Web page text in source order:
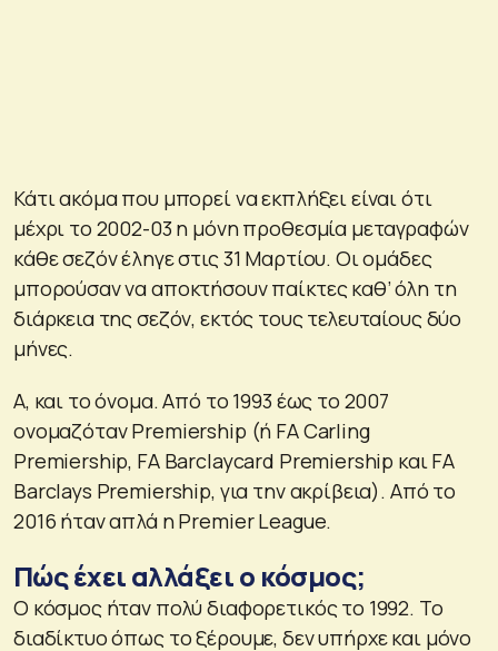
Κάτι ακόμα που μπορεί να εκπλήξει είναι ότι
μέχρι το 2002-03 η μόνη προθεσμία μεταγραφών
κάθε σεζόν έληγε στις 31 Μαρτίου. Οι ομάδες
μπορούσαν να αποκτήσουν παίκτες καθ’ όλη τη
διάρκεια της σεζόν, εκτός τους τελευταίους δύο
μήνες.
Α, και το όνομα. Από το 1993 έως το 2007
ονομαζόταν Premiership (ή FA Carling
Premiership, FA Barclaycard Premiership και FA
Barclays Premiership, για την ακρίβεια). Από το
2016 ήταν απλά η Premier League.
Πώς έχει αλλάξει ο κόσμος;
Ο κόσμος ήταν πολύ διαφορετικός το 1992. Το
διαδίκτυο όπως το ξέρουμε, δεν υπήρχε και μόνο